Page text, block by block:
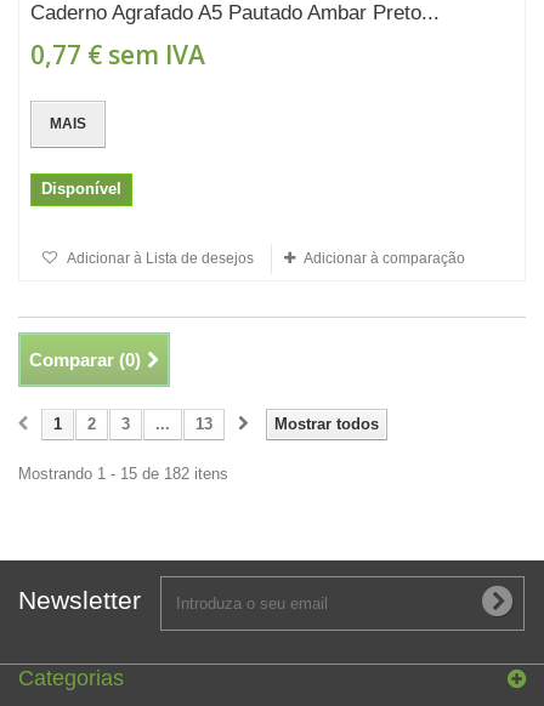
Caderno Agrafado A5 Pautado Ambar Preto...
0,77 € sem IVA
MAIS
Disponível
Adicionar à Lista de desejos Adicionar à comparação
Comparar (0)
Mostrar todos
1 2 3 ... 13
Mostrando 1 - 15 de 182 itens
Newsletter
Categorias